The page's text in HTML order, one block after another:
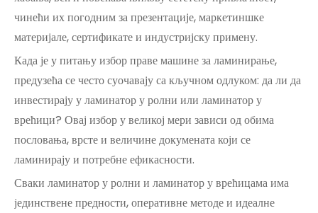
чинећи их погодним за презентације, маркетиншке
материјале, сертификате и индустријску примену.
Када је у питању избор праве машине за ламинирање,
предузећа се често суочавају са кључном одлуком: да ли да
инвестирају у ламинатор у ролни или ламинатор у
врећици? Овај избор у великој мери зависи од обима
пословања, врсте и величине докумената који се
ламинирају и потребне ефикасности.
Сваки ламинатор у ролни и ламинатор у врећицама има
јединствене предности, оперативне методе и идеалне